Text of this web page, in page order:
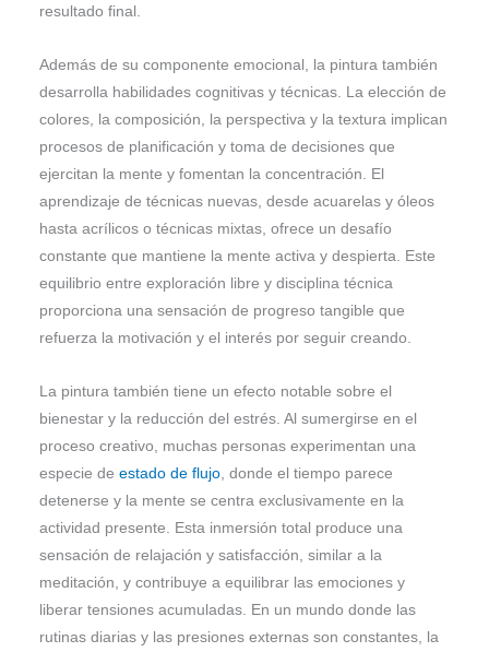
resultado final.
Además de su componente emocional, la pintura también
desarrolla habilidades cognitivas y técnicas. La elección de
colores, la composición, la perspectiva y la textura implican
procesos de planificación y toma de decisiones que
ejercitan la mente y fomentan la concentración. El
aprendizaje de técnicas nuevas, desde acuarelas y óleos
hasta acrílicos o técnicas mixtas, ofrece un desafío
constante que mantiene la mente activa y despierta. Este
equilibrio entre exploración libre y disciplina técnica
proporciona una sensación de progreso tangible que
refuerza la motivación y el interés por seguir creando.
La pintura también tiene un efecto notable sobre el
bienestar y la reducción del estrés. Al sumergirse en el
proceso creativo, muchas personas experimentan una
especie de estado de flujo, donde el tiempo parece
detenerse y la mente se centra exclusivamente en la
actividad presente. Esta inmersión total produce una
sensación de relajación y satisfacción, similar a la
meditación, y contribuye a equilibrar las emociones y
liberar tensiones acumuladas. En un mundo donde las
rutinas diarias y las presiones externas son constantes, la